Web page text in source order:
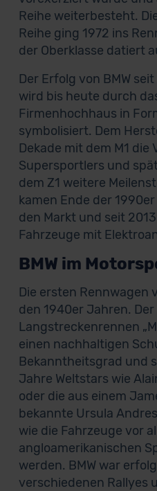
Reihe weiterbesteht.
Reihe ging 1972 ins
der Oberklasse datiert
Der Erfolg von BMW
wird bis heute durch
Firmenhochhaus in
symbolisiert. Dem
Dekade mit dem M1 die
Supersportlers und
dem Z1 weitere
kamen Ende der
den Markt und seit
Fahrzeuge mit
BMW im
Die ersten Rennwagen
den 1940er Jahren.
Langstreckenrennen
einen nachhaltigen
Bekanntheitsgrad und
Jahre Weltstars wie
oder die aus einem
bekannte Ursula
wie die Fahrzeuge vor
angloamerikanischen
werden. BMW war
verschiedenen Rallyes